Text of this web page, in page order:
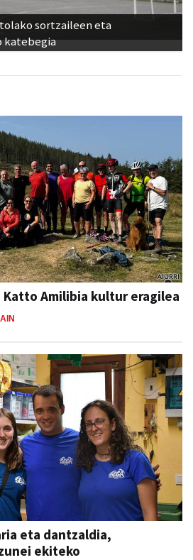
sortzaileen eta
katebegia
Amilibia kultur eragilea
eta dantzaldia,
ekiteko